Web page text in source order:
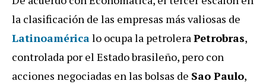
la clasificación de las empresas más valiosas de
Latinoaméricalo ocupa la petroleraPetrobras,
controlada por el Estado brasileño, pero con
acciones negociadas en las bolsas de Sao Paulo,